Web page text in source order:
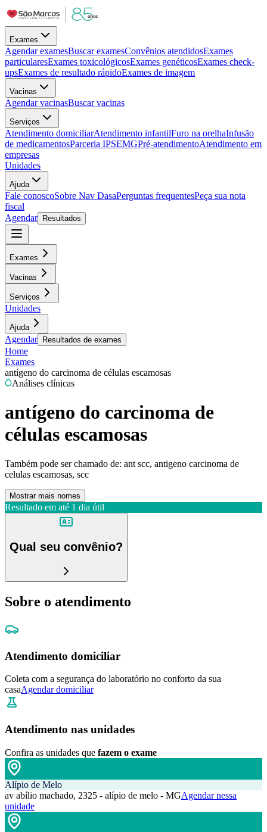
Exames
Agendar examesBuscar examesConvênios atendidosExames
particularesExames toxicológicosExames genéticosExames check-
upsExames de resultado rápidoExames de imagem
Vacinas
Agendar vacinasBuscar vacinas
Serviços
Atendimento domiciliarAtendimento infantilFuro na orelhaInfusão
de medicamentosParceria IPSEMGPré-atendimentoAtendimento em
empresas
Unidades
Ajuda
Fale conoscoSobre Nav DasaPerguntas frequentesPeça sua nota
fiscal
Agendar
Resultados
Exames
Vacinas
Serviços
Unidades
Ajuda
Agendar Resultados de exames
Home
Exames
antígeno do carcinoma de células escamosas
Análises clínicas
antígeno do carcinoma de
células escamosas
Também pode ser chamado de: ant scc, antigeno carcinoma de
celulas escamosas, scc
Mostrar mais nomes
Resultado em até 1 dia útil
Qual seu convênio?
Sobre o atendimento
Atendimento domiciliar
Coleta com a segurança do laboratório no conforto da sua
casaAgendar domiciliar
Atendimento nas unidades
Confira as unidades que fazem o exame
Alípio de Melo
av abílio machado, 2325 - alípio de melo - MGAgendar nessa
unidade